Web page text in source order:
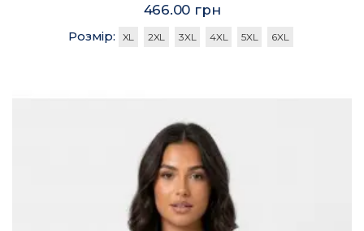
466.00 грн
Розмір: XL 2XL 3XL 4XL 5XL 6XL